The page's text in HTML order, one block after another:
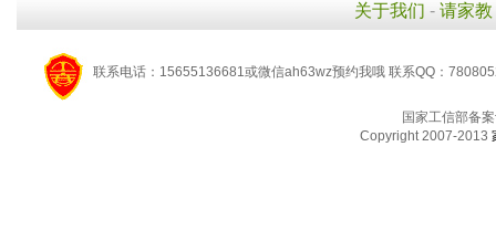
关于我们 - 请家教
联系电话：15655136681或微信ah63wz预约我哦 联系QQ：
国家工信部备
Copyright 2007-2013